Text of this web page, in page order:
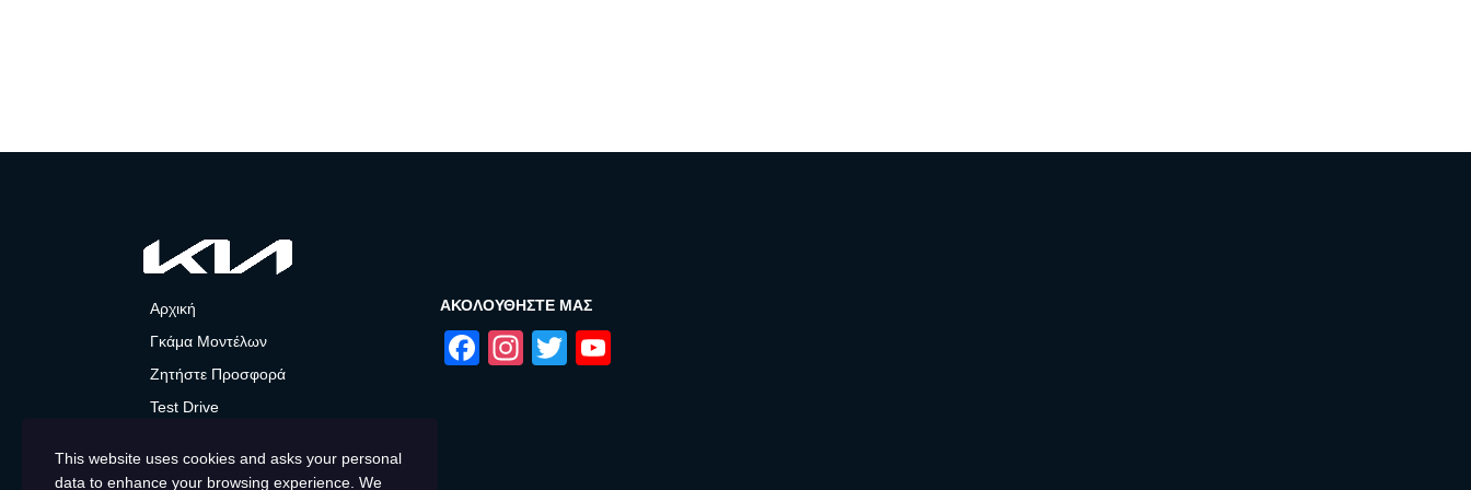
Αρχική
Γκάμα Μοντέλων
Ζητήστε Προσφορά
Test Drive
ΑΚΟΛΟΥΘΉΣΤΕ ΜΑΣ
Facebook
Instagram
Twitter
This website uses cookies and asks your personal
data to enhance your browsing experience. We